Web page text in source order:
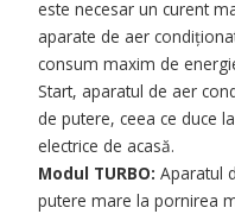
este necesar un curent
aparate de aer
consum maxim de
Start, aparatul de aer
de putere, ceea ce duce
electrice de acasă.
Modul TURBO: Aparatul
putere mare la pornirea